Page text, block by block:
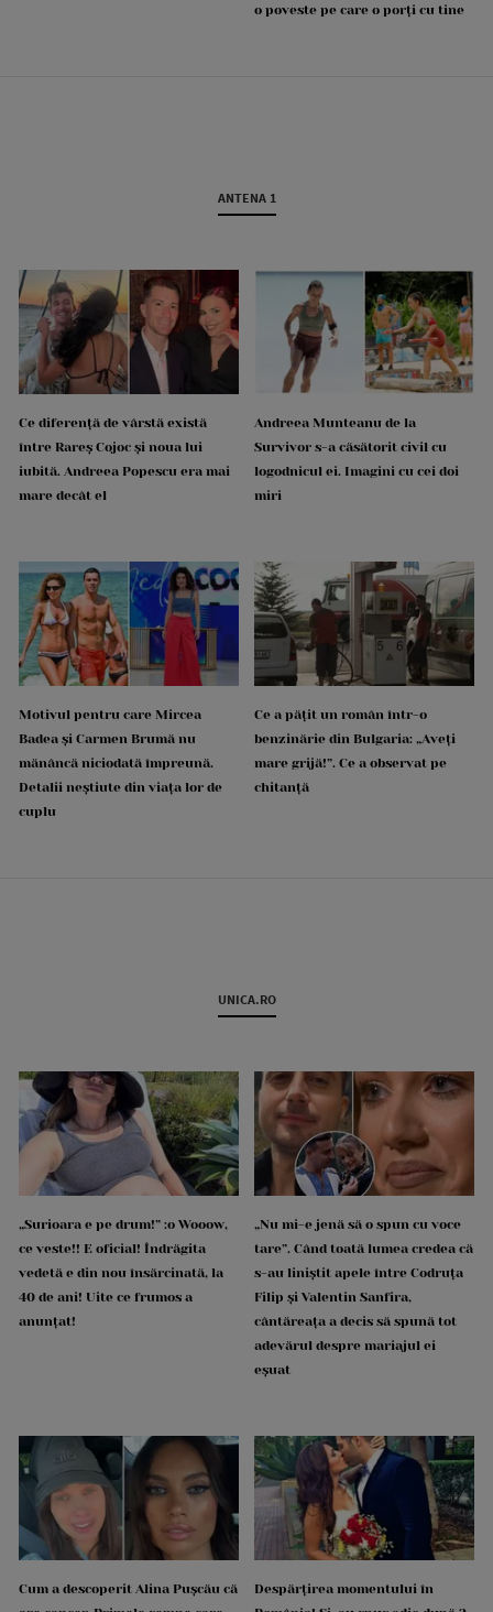
o poveste pe care o porți cu tine
ANTENA 1
Ce diferență de vârstă există
între Rareș Cojoc și noua lui
iubită. Andreea Popescu era mai
mare decât el
Andreea Munteanu de la
Survivor s-a căsătorit civil cu
logodnicul ei. Imagini cu cei doi
miri
Motivul pentru care Mircea
Badea și Carmen Brumă nu
mănâncă niciodată împreună.
Detalii neștiute din viața lor de
cuplu
Ce a pățit un român într-o
benzinărie din Bulgaria: „Aveți
mare grijă!”. Ce a observat pe
chitanță
UNICA.RO
„Surioara e pe drum!” :o Wooow,
ce veste!! E oficial! Îndrăgita
vedetă e din nou însărcinată, la
40 de ani! Uite ce frumos a
anunțat!
„Nu mi-e jenă să o spun cu voce
tare”. Când toată lumea credea că
s-au liniștit apele între Codruța
Filip și Valentin Sanfira,
cântăreața a decis să spună tot
adevărul despre mariajul ei
eșuat
Cum a descoperit Alina Pușcău că
Despărțirea momentului în